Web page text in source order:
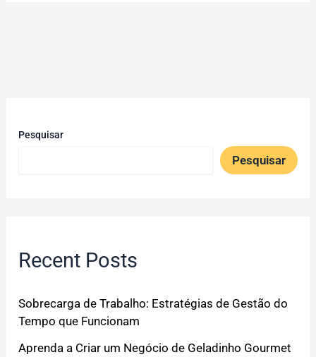
Pesquisar
Pesquisar
Recent Posts
Sobrecarga de Trabalho: Estratégias de Gestão do
Tempo que Funcionam
Aprenda a Criar um Negócio de Geladinho Gourmet